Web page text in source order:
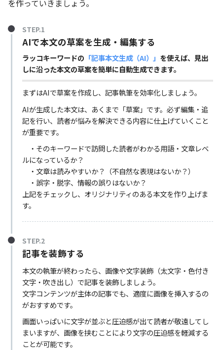
を作っていきましょう。
STEP.1
AIで本文の草案を生成・編集する
ラッコキーワードの 「記事本文生成（AI）」 を使えば、見出
しに沿った本文の草案を簡単に自動生成できます。
まずはAIで草案を作成し、記事執筆を効率化しましょう。
AIが生成した本文は、あくまで「草案」です。必ず編集・追
記を行い、読者が悩みを解決できる内容に仕上げていくこと
が重要です。
・そのキーワードで訪問した読者がわかる用語・文章レベ
ルになっているか？
・文章は読みやすいか？（不自然な表現はないか？）
・誤字・脱字、情報の誤りはないか？
上記をチェックし、オリジナリティのある本文を作り上げま
す。
STEP.2
記事を装飾する
本文の執筆が終わったら、画像や文字装飾（太文字・色付き
文字・吹き出し）で記事を装飾しましょう。
文字コンテンツが主体の記事でも、適度に画像を挿入するの
がおすすめです。
画面いっぱいに文字が並ぶと圧迫感が出て読者が敬遠してし
まいますが、画像を挟むことにより文字の圧迫感を軽減する
ことが可能です。